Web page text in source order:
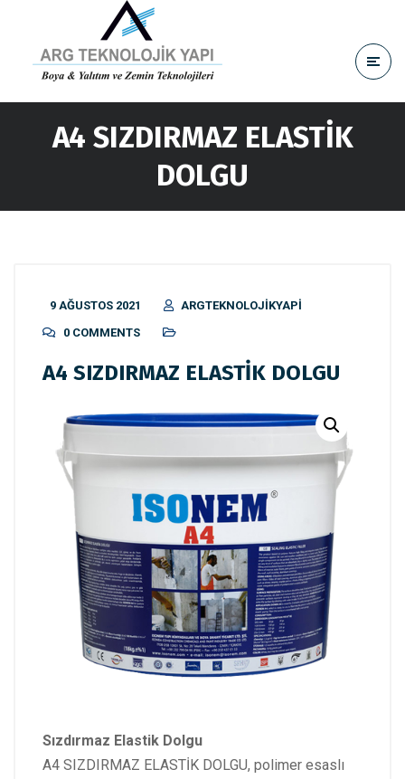
A4 SIZDIRMAZ ELASTİK
DOLGU
9 AĞUSTOS 2021
ARGTEKNOLOJIKYAPI
0 COMMENTS
A4 SIZDIRMAZ ELASTİK DOLGU
Sızdırmaz Elastik Dolgu
A4 SIZDIRMAZ ELASTİK DOLGU, polimer esaslı